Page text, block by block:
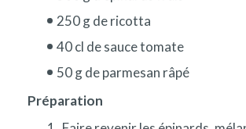
250 g de ricotta
40 cl de sauce tomate
50 g de parmesan râpé
Préparation